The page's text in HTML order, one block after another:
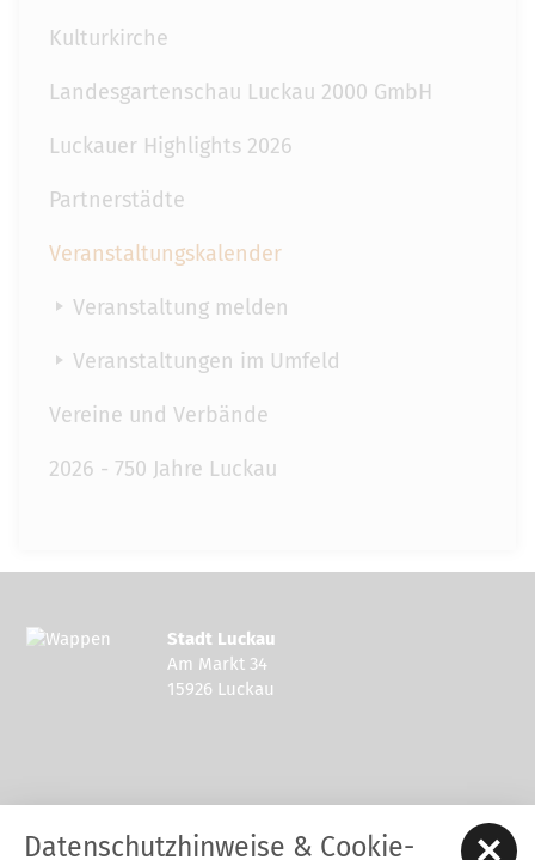
Kulturkirche
Landesgartenschau Luckau 2000 GmbH
Luckauer Highlights 2026
Partnerstädte
Veranstaltungskalender
Veranstaltung melden
Veranstaltungen im Umfeld
Vereine und Verbände
2026 - 750 Jahre Luckau
Stadt Luckau
Am Markt 34
15926 Luckau
Tel.: 03544 - 594 0
Datenschutzhinweise & Cookie-